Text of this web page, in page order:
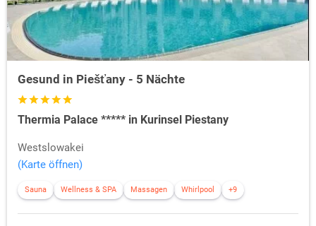
Gesund in Piešťany - 5 Nächte
Thermia Palace ***** in Kurinsel Piestany
Westslowakei
(Karte öffnen)
Sauna Wellness & SPA Massagen Whirlpool +9